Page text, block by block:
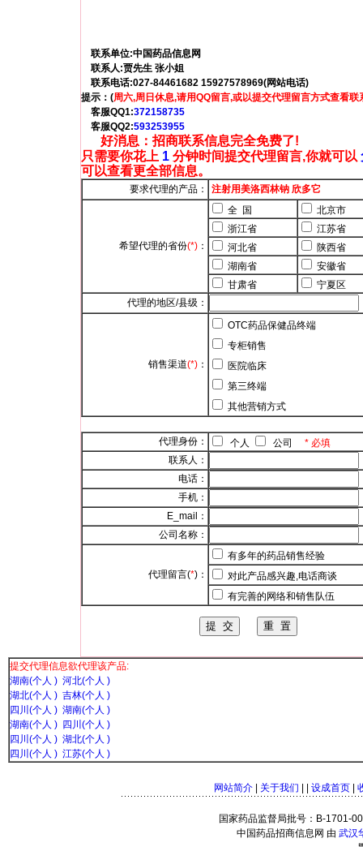
联系单位:中国药品信息网
联系人:贾先生 张小姐
联系电话:027-84461682 15927578969(网站电话)
提示：(周六,周日休息,请用QQ留言,或以提交代理留言方式查看联
客服QQ1:372158735
客服QQ2:593253955
好消息：招商联系信息完全免费了!
只需要你花上 1 分钟时间提交代理留言,你就可以
可以查看更全部信息。
要求代理的产品： 注射用美洛西林钠 欣多它
希望代理的省份(*)：
全 国
北京市
浙江省
江苏省
河北省
陕西省
湖南省
安徽省
甘肃省
宁夏区
代理的地区/县级：
销售渠道(*)：
OTC药品保健品终端
专柜销售
医院临床
第三终端
其他营销方式
代理身份： 个人 公司 * 必填
联系人：
电话：
手机：
E_mail：
公司名称：
代理留言(*)：
有多年的药品销售经验
对此产品感兴趣,电话商谈
有完善的网络和销售队伍
提交代理信息欲代理该产品:
湖南(个人 ) 河北(个人 )
湖北(个人 ) 吉林(个人 )
四川(个人 ) 湖南(个人 )
湖南(个人 ) 四川(个人 )
四川(个人 ) 湖北(个人 )
四川(个人 ) 江苏(个人 )
网站简介| 关于我们 设成首页|
国家药品监督局批号：B-1701-
中国药品招商信息网 由 武汉